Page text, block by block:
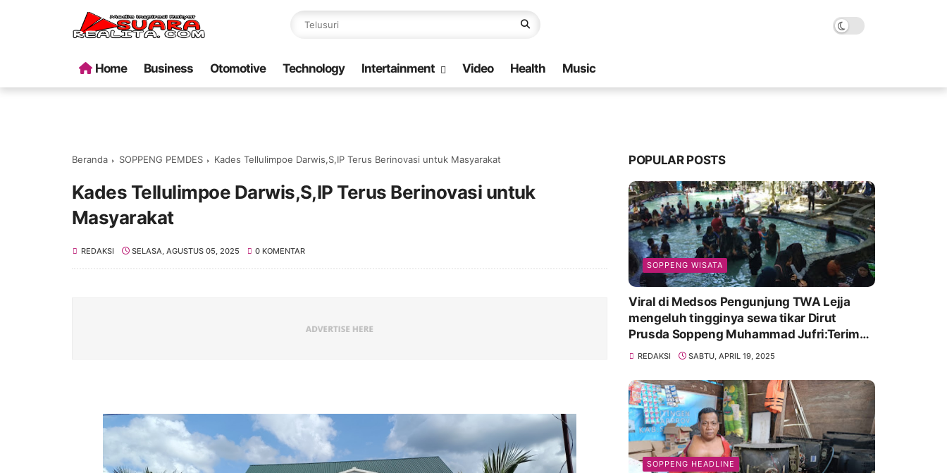
Home Business Otomotive Technology Intertainment Video Health Music
Beranda SOPPENG PEMDES Kades Tellulimpoe Darwis,S,IP Terus Berinovasi untuk Masyarakat
Kades Tellulimpoe Darwis,S,IP Terus Berinovasi untuk
Masyarakat
REDAKSI SELASA, AGUSTUS 05, 2025 0 KOMENTAR
POPULAR POSTS
SOPPENG WISATA
Viral di Medsos Pengunjung TWA Lejja
mengeluh tingginya sewa tikar Dirut
Prusda Soppeng Muhammad Jufri:Terima
kasih bu bantu Promosikan
REDAKSI SABTU, APRIL 19, 2025
SOPPENG HEADLINE